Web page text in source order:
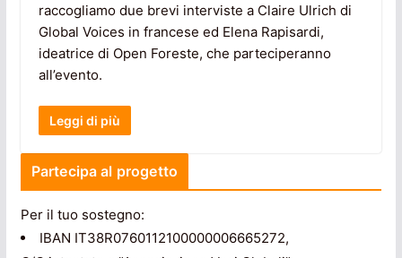
raccogliamo due brevi interviste a Claire Ulrich di
Global Voices in francese ed Elena Rapisardi,
ideatrice di Open Foreste, che parteciperanno
all’evento.
Leggi di più
Partecipa al progetto
Per il tuo sostegno:
IBAN IT38R0760112100000006665272,